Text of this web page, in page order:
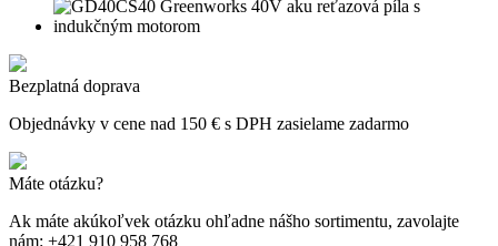
Bezplatná doprava
Objednávky v cene nad 150 € s DPH zasielame zadarmo
Máte otázku?
Ak máte akúkoľvek otázku ohľadne nášho sortimentu, zavolajte
nám: +421 910 958 768